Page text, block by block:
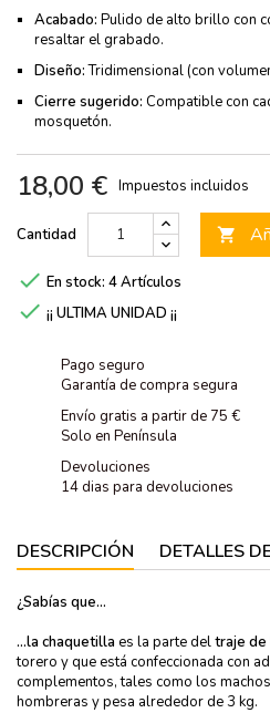
Acabado: Pulido de alto brillo con
resaltar el grabado.
Diseño:Tridimensional (con
Cierre sugerido: Compatible con
mosquetón.
18,00 € Impuestos incluidos
Cantidad 
 En stock: 4 Artículos
 ¡¡ ULTIMA UNIDAD ¡¡
Pago seguro
Garantía de compra segura
Envío gratis a partir de 75 €
Solo en Península
Devoluciones
14 dias para devoluciones
DESCRIPCIÓN DETALLES
¿Sabías que...
...la chaquetilla es la parte deltraje de
torero y que está confeccionada con
complementos, tales como los
hombreras y pesa alrededor de 3 kg.